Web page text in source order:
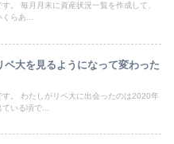
。 毎月月末に資産状況一覧を作成して、
くらあ...
ベ大を見るようになって変わった
す。 わたしがリベ大に出会ったのは2020年
いる頃で...